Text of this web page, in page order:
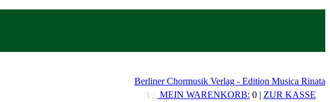
Berliner Chormusik Verlag - Edition Musica Rinata
MEIN WARENKORB: 0 | ZUR KASSE